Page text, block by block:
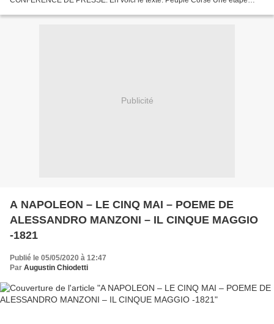
franchie....
Publicité
A NAPOLEON – LE CINQ MAI – POEME DE
ALESSANDRO MANZONI – IL CINQUE MAGGIO
-1821
Publié le 05/05/2020 à 12:47
Par Augustin Chiodetti